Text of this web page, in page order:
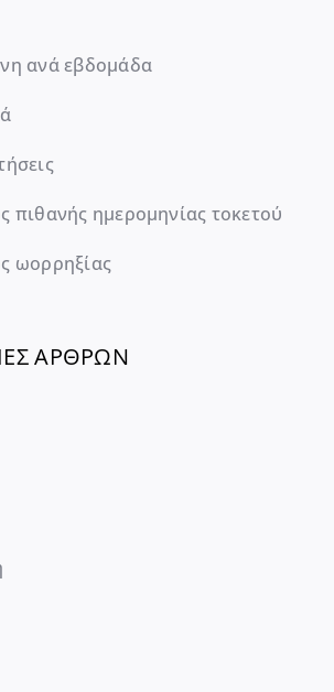
ανά εβδομάδα
πιθανής ημερομηνίας τοκετού
ωορρηξίας
ΑΡΘΡΩΝ